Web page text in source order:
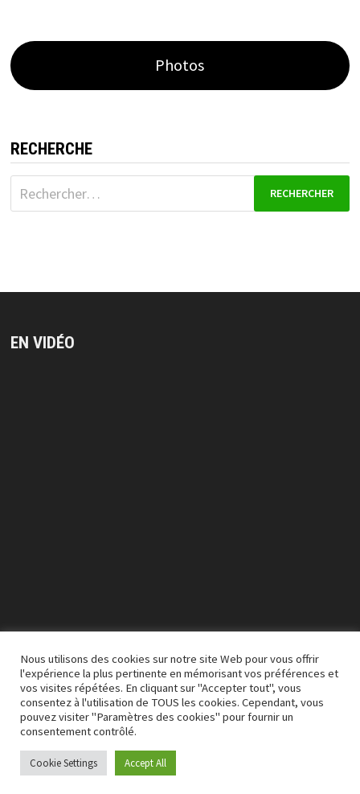
Photos
RECHERCHE
Rechercher :
EN VIDÉO
00:00 03:50
Copyright © 2026 A M S Q. Alimenté par
Nous utilisons des cookies sur notre site Web pour vous offrir
l'expérience la plus pertinente en mémorisant vos préférences et
vos visites répétées. En cliquant sur "Accepter tout", vous
consentez à l'utilisation de TOUS les cookies. Cependant, vous
pouvez visiter "Paramètres des cookies" pour fournir un
consentement contrôlé.
Cookie Settings Accept All